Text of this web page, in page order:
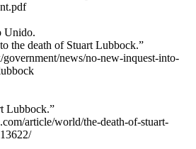
Unido.
the death of Stuart Lubbock.”
news/no-new-inquest-into-
Lubbock.”
article/world/the-death-of-stuart-